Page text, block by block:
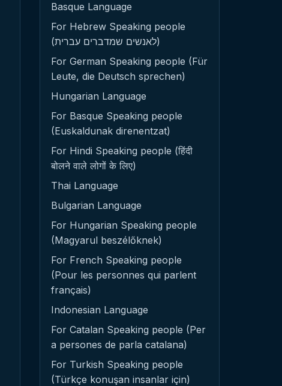
Basque Language
For Hebrew Speaking people
(לאנשים שמדברים עברית)
For German Speaking people (Für
Leute, die Deutsch sprechen)
Hungarian Language
For Basque Speaking people
(Euskaldunak direnentzat)
For Hindi Speaking people (हिंदी
बोलने वाले लोगों के लिए)
Thai Language
Bulgarian Language
For Hungarian Speaking people
(Magyarul beszélőknek)
For French Speaking people
(Pour les personnes qui parlent
français)
Indonesian Language
For Catalan Speaking people (Per
a persones de parla catalana)
For Turkish Speaking people
(Türkçe konuşan insanlar için)